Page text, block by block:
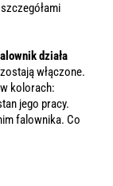
działa
włączone.
kolorach:
jego pracy.
falownika. Co